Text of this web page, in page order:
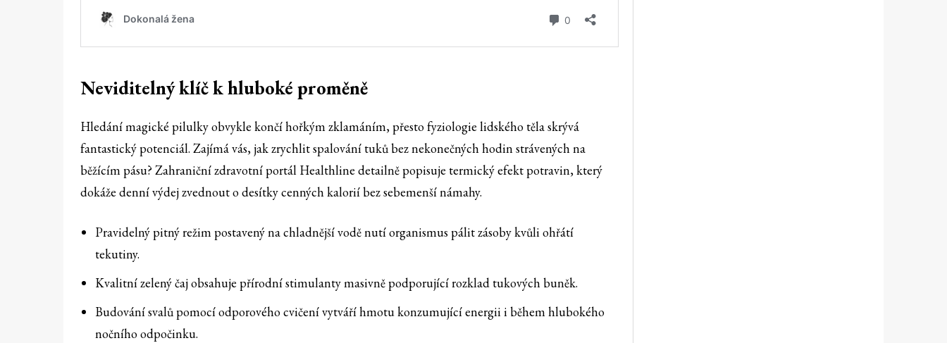
Neviditelný klíč k hluboké proměně
Hledání magické pilulky obvykle končí hořkým zklamáním, přesto fyziologie lidského těla skrývá
fantastický potenciál. Zajímá vás, jak zrychlit spalování tuků bez nekonečných hodin strávených na
běžícím pásu? Zahraniční zdravotní portál Healthline detailně popisuje termický efekt potravin, který
dokáže denní výdej zvednout o desítky cenných kalorií bez sebemenší námahy.
Pravidelný pitný režim postavený na chladnější vodě nutí organismus pálit zásoby kvůli ohřátí
tekutiny.
Kvalitní zelený čaj obsahuje přírodní stimulanty masivně podporující rozklad tukových buněk.
Budování svalů pomocí odporového cvičení vytváří hmotu konzumující energii i během hlubokého
nočního odpočinku.